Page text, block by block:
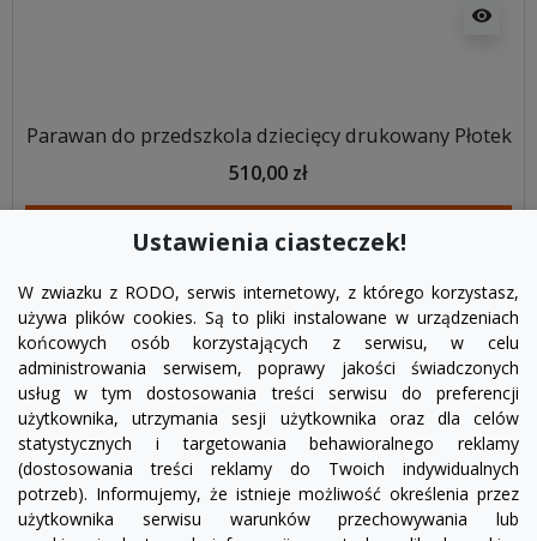
visibility
Parawan do przedszkola dziecięcy drukowany Płotek
510,00 zł
FacebookYouTubePinterest
Ustawienia ciasteczek!
W zwiazku z RODO, serwis internetowy, z którego korzystasz,
używa plików cookies. Są to pliki instalowane w urządzeniach
końcowych osób korzystających z serwisu, w celu
administrowania serwisem, poprawy jakości świadczonych
usług w tym dostosowania treści serwisu do preferencji
użytkownika, utrzymania sesji użytkownika oraz dla celów
statystycznych i targetowania behawioralnego reklamy
(dostosowania treści reklamy do Twoich indywidualnych
potrzeb). Informujemy, że istnieje możliwość określenia przez
użytkownika serwisu warunków przechowywania lub